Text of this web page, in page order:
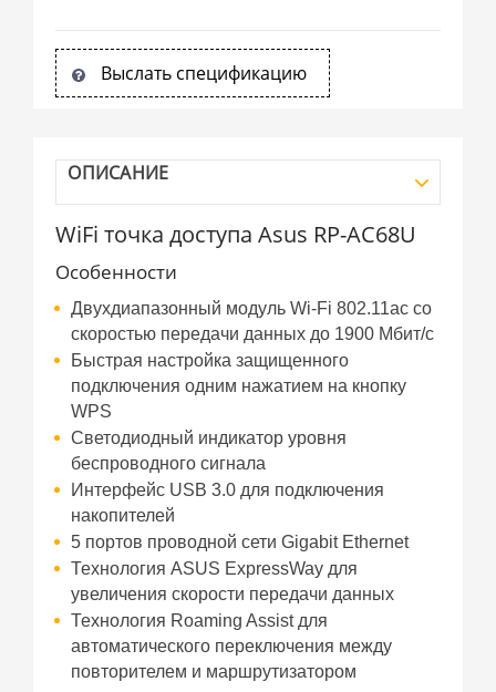
Выслать спецификацию
ОПИСАНИЕ
WiFi точка доступа Asus RP-AC68U
Особенности
Двухдиапазонный модуль Wi-Fi 802.11ac со
скоростью передачи данных до 1900 Мбит/с
Быстрая настройка защищенного
подключения одним нажатием на кнопку
WPS
Светодиодный индикатор уровня
беспроводного сигнала
Интерфейс USB 3.0 для подключения
накопителей
5 портов проводной сети Gigabit Ethernet
Технология ASUS ExpressWay для
увеличения скорости передачи данных
Технология Roaming Assist для
автоматического переключения между
повторителем и маршрутизатором